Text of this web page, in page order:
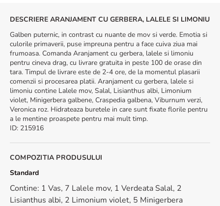
DESCRIERE ARANJAMENT CU GERBERA, LALELE SI LIMONIU
Galben puternic, in contrast cu nuante de mov si verde. Emotia si
culorile primaverii, puse impreuna pentru a face cuiva ziua mai
frumoasa. Comanda Aranjament cu gerbera, lalele si limoniu
pentru cineva drag, cu livrare gratuita in peste 100 de orase din
tara. Timpul de livrare este de 2-4 ore, de la momentul plasarii
comenzii si procesarea platii. Aranjament cu gerbera, lalele si
limoniu contine Lalele mov, Salal, Lisianthus albi, Limonium
violet, Minigerbera galbene, Craspedia galbena, Viburnum verzi,
Veronica roz. Hidrateaza buretele in care sunt fixate florile pentru
a le mentine proaspete pentru mai mult timp.
ID: 215916
COMPOZITIA PRODUSULUI
Standard
Contine: 1 Vas, 7 Lalele mov, 1 Verdeata Salal, 2
Lisianthus albi, 2 Limonium violet, 5 Minigerbera